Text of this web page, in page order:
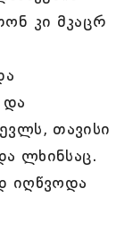
კი მკაცრ
და
თავისი
ლხინსაც.
იღწვოდა